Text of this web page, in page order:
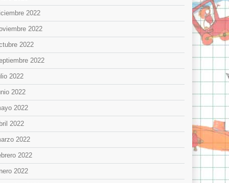
2022
2022
2022
2022
2022
2022
2022
2022
2022
2022
2022